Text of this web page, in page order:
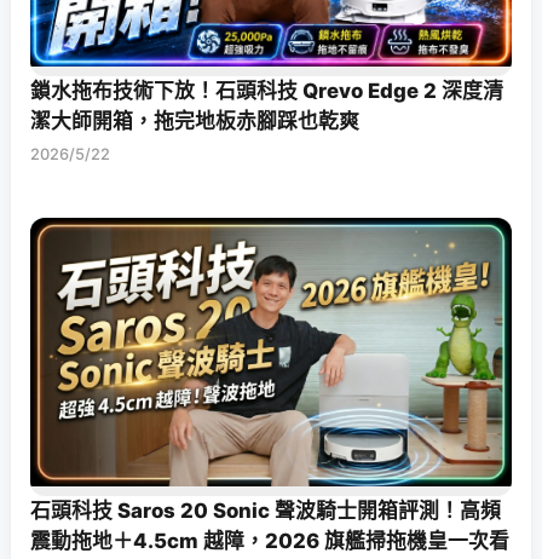
鎖水拖布技術下放！石頭科技 Qrevo Edge 2 深度清
潔大師開箱，拖完地板赤腳踩也乾爽
2026/5/22
石頭科技 Saros 20 Sonic 聲波騎士開箱評測！高頻
震動拖地＋4.5cm 越障，2026 旗艦掃拖機皇一次看